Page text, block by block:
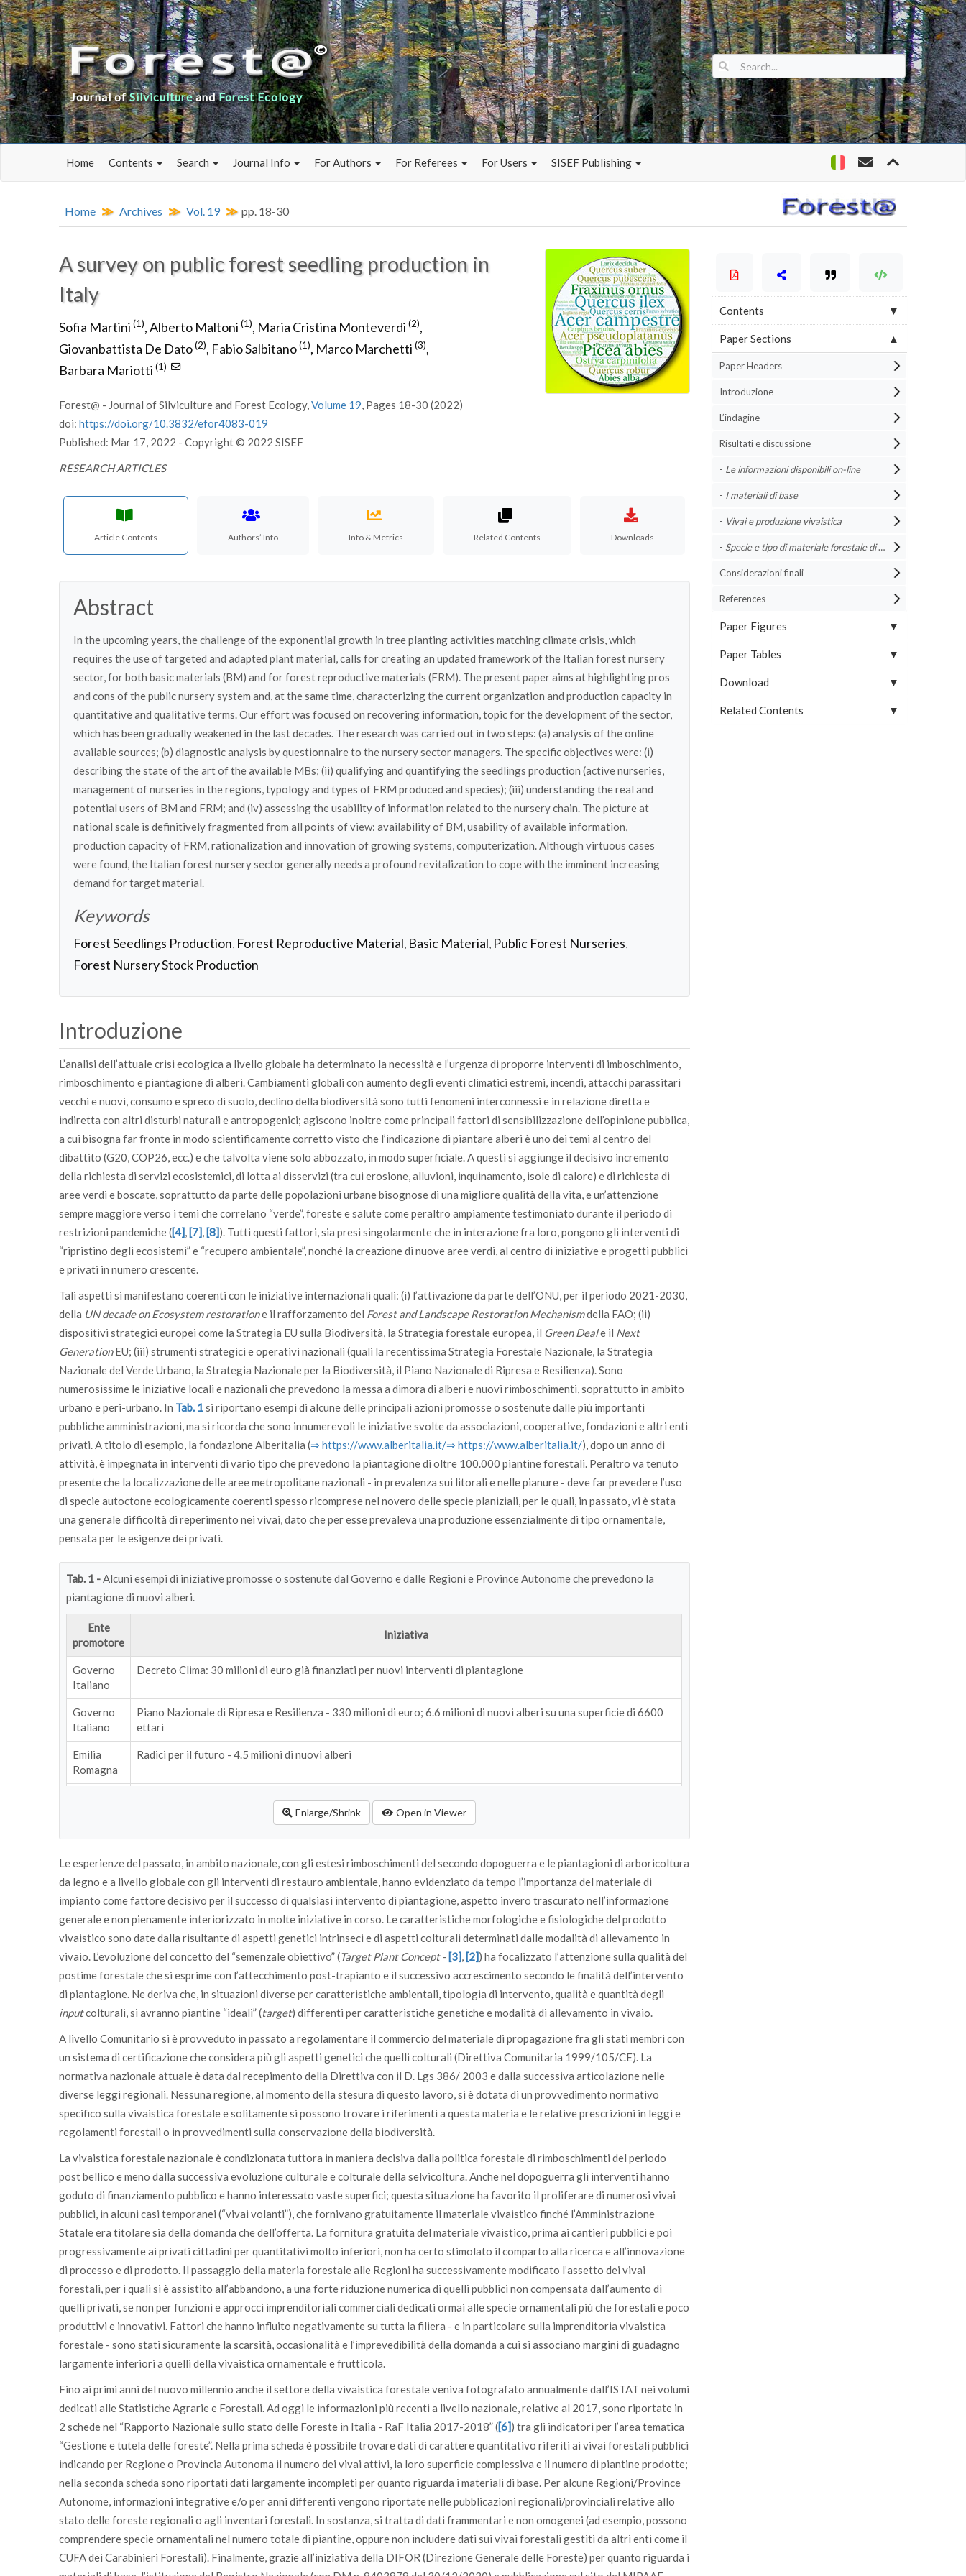
Journal ofSilvicultureandForest Ecology
Home Contents Search Journal Info For Authors For Referees For Users SISEF Publishing
Home Archives Vol. 19 pp. 18-30
A survey on public forest seedling production in
Italy
Sofia Martini (1),Alberto Maltoni (1), Maria Cristina Monteverdi (2),
Giovanbattista De Dato(2), Fabio Salbitano(1), Marco Marchetti (3),
Barbara Mariotti (1)
Forest@ - Journal of Silviculture and Forest Ecology,Volume 19, Pages 18-30 (2022)
doi: https://doi.org/10.3832/efor4083-019
Published: Mar 17, 2022 - Copyright © 2022 SISEF
RESEARCH ARTICLES
Article Contents Authors’ Info Info & Metrics Related Contents Downloads
Abstract
In the upcoming years, the challenge of the exponential growth in tree planting activities matching climate crisis, which
requires the use of targeted and adapted plant material, calls for creating an updated framework of the Italian forest nursery
sector, for both basic materials (BM) and for forest reproductive materials (FRM). The present paper aims at highlighting pros
and cons of the public nursery system and, at the same time, characterizing the current organization and production capacity in
quantitative and qualitative terms. Our effort was focused on recovering information, topic for the development of the sector,
which has been gradually weakened in the last decades. The research was carried out in two steps: (a) analysis of the online
available sources; (b) diagnostic analysis by questionnaire to the nursery sector managers. The specific objectives were: (i)
describing the state of the art of the available MBs; (ii) qualifying and quantifying the seedlings production (active nurseries,
management of nurseries in the regions, typology and types of FRM produced and species); (iii) understanding the real and
potential users of BM and FRM; and (iv) assessing the usability of information related to the nursery chain. The picture at
national scale is definitively fragmented from all points of view: availability of BM, usability of available information,
production capacity of FRM, rationalization and innovation of growing systems, computerization. Although virtuous cases
were found, the Italian forest nursery sector generally needs a profound revitalization to cope with the imminent increasing
demand for target material.
Keywords
Forest Seedlings Production, Forest Reproductive Material, Basic Material, Public Forest Nurseries,
Forest Nursery Stock Production
Introduzione
L’analisi dell’attuale crisi ecologica a livello globale ha determinato la necessità e l’urgenza di proporre interventi di imboschimento,
rimboschimento e piantagione di alberi. Cambiamenti globali con aumento degli eventi climatici estremi, incendi, attacchi parassitari
vecchi e nuovi, consumo e spreco di suolo, declino della biodiversità sono tutti fenomeni interconnessi e in relazione diretta e
indiretta con altri disturbi naturali e antropogenici; agiscono inoltre come principali fattori di sensibilizzazione dell’opinione pubblica,
a cui bisogna far fronte in modo scientificamente corretto visto che l’indicazione di piantare alberi è uno dei temi al centro del
dibattito (G20, COP26, ecc.) e che talvolta viene solo abbozzato, in modo superficiale. A questi si aggiunge il decisivo incremento
della richiesta di servizi ecosistemici, di lotta ai disservizi (tra cui erosione, alluvioni, inquinamento, isole di calore) e di richiesta di
aree verdi e boscate, soprattutto da parte delle popolazioni urbane bisognose di una migliore qualità della vita, e un’attenzione
sempre maggiore verso i temi che correlano “verde”, foreste e salute come peraltro ampiamente testimoniato durante il periodo di
restrizioni pandemiche ([4],[7],[8]). Tutti questi fattori, sia presi singolarmente che in interazione fra loro, pongono gli interventi di
“ripristino degli ecosistemi” e “recupero ambientale”, nonché la creazione di nuove aree verdi, al centro di iniziative e progetti pubblici
e privati in numero crescente.
Tali aspetti si manifestano coerenti con le iniziative internazionali quali: (i) l’attivazione da parte dell’ONU, per il periodo 2021-2030,
della UN decade on Ecosystem restoratione il rafforzamento del Forest and Landscape Restoration Mechanismdella FAO; (ii)
dispositivi strategici europei come la Strategia EU sulla Biodiversità, la Strategia forestale europea, il Green Deale il Next
GenerationEU; (iii) strumenti strategici e operativi nazionali (quali la recentissima Strategia Forestale Nazionale, la Strategia
Nazionale del Verde Urbano, la Strategia Nazionale per la Biodiversità, il Piano Nazionale di Ripresa e Resilienza). Sono
numerosissime le iniziative locali e nazionali che prevedono la messa a dimora di alberi e nuovi rimboschimenti, soprattutto in ambito
urbano e peri-urbano. In Tab. 1si riportano esempi di alcune delle principali azioni promosse o sostenute dalle più importanti
pubbliche amministrazioni, ma si ricorda che sono innumerevoli le iniziative svolte da associazioni, cooperative, fondazioni e altri enti
privati. A titolo di esempio, la fondazione Alberitalia (⇒ https:/­/­www.alberitalia.it/­⇒ https:/­/­www.alberitalia.it/­), dopo un anno di
attività, è impegnata in interventi di vario tipo che prevedono la piantagione di oltre 100.000 piantine forestali. Peraltro va tenuto
presente che la localizzazione delle aree metropolitane nazionali - in prevalenza sui litorali e nelle pianure - deve far prevedere l’uso
di specie autoctone ecologicamente coerenti spesso ricomprese nel novero delle specie planiziali, per le quali, in passato, vi è stata
una generale difficoltà di reperimento nei vivai, dato che per esse prevaleva una produzione essenzialmente di tipo ornamentale,
pensata per le esigenze dei privati.
Tab. 1 -Alcuni esempi di iniziative promosse o sostenute dal Governo e dalle Regioni e Province Autonome che prevedono la
piantagione di nuovi alberi.
Ente
promotore
Iniziativa
Governo
Italiano
Decreto Clima: 30 milioni di euro già finanziati per nuovi interventi di piantagione
Governo
Italiano
Piano Nazionale di Ripresa e Resilienza - 330 milioni di euro; 6.6 milioni di nuovi alberi su una superficie di 6600
ettari
Emilia
Romagna
Radici per il futuro - 4.5 milioni di nuovi alberi
Ridiamo il Sorriso alla Pianura Padana - Fornitura di giovani piante forestali (alberi e arbusti) di specie autoctone
ai comuni del Veneto
Veneto
Premio “Jean Giono - L’uomo che piantava gli alberi” - Ciascun premiato riceve 250 piante di alberi/arbusti
prodotti da Veneto Agricoltura, per la realizzazione di un nuovo impianto o ad integrazione di impianto esistente
Trento “Riforestazione urbana - Alberi in città” - 1000 nuovi alberi
Trento e
Bolzano
TREE AGREEMENT (TN) e South Tyrol Plants (BZ) - raccolta di sostegno per il restauro forestale dopo VAIA
Toscana Bando regionale da 5 milioni di euro per piantare alberi in 63 Comuni
Lazio OSSIGENO - 12 milioni di euro in 3 anni per la piantagione di 6 milioni di alberi
Campania Un albero per ogni neonato e/o minore adottato
Sardegna 1 milione di nuovi alberi
Enlarge/Shrink Open in Viewer
Le esperienze del passato, in ambito nazionale, con gli estesi rimboschimenti del secondo dopoguerra e le piantagioni di arboricoltura
da legno e a livello globale con gli interventi di restauro ambientale, hanno evidenziato da tempo l’importanza del materiale di
impianto come fattore decisivo per il successo di qualsiasi intervento di piantagione, aspetto invero trascurato nell’informazione
generale e non pienamente interiorizzato in molte iniziative in corso. Le caratteristiche morfologiche e fisiologiche del prodotto
vivaistico sono date dalla risultante di aspetti genetici intrinseci e di aspetti colturali determinati dalle modalità di allevamento in
vivaio. L’evoluzione del concetto del “semenzale obiettivo” (Target Plant Concept- [3],[2]) ha focalizzato l’attenzione sulla qualità del
postime forestale che si esprime con l’attecchimento post-trapianto e il successivo accrescimento secondo le finalità dell’intervento
di piantagione. Ne deriva che, in situazioni diverse per caratteristiche ambientali, tipologia di intervento, qualità e quantità degli
inputcolturali, si avranno piantine “ideali” (target) differenti per caratteristiche genetiche e modalità di allevamento in vivaio.
A livello Comunitario si è provveduto in passato a regolamentare il commercio del materiale di propagazione fra gli stati membri con
un sistema di certificazione che considera più gli aspetti genetici che quelli colturali (Direttiva Comunitaria 1999/105/CE). La
normativa nazionale attuale è data dal recepimento della Direttiva con il D. Lgs 386/ 2003 e dalla successiva articolazione nelle
diverse leggi regionali. Nessuna regione, al momento della stesura di questo lavoro, si è dotata di un provvedimento normativo
specifico sulla vivaistica forestale e solitamente si possono trovare i riferimenti a questa materia e le relative prescrizioni in leggi e
regolamenti forestali o in provvedimenti sulla conservazione della biodiversità.
La vivaistica forestale nazionale è condizionata tuttora in maniera decisiva dalla politica forestale di rimboschimenti del periodo
post bellico e meno dalla successiva evoluzione culturale e colturale della selvicoltura. Anche nel dopoguerra gli interventi hanno
goduto di finanziamento pubblico e hanno interessato vaste superfici; questa situazione ha favorito il proliferare di numerosi vivai
pubblici, in alcuni casi temporanei (“vivai volanti”), che fornivano gratuitamente il materiale vivaistico finché l’Amministrazione
Statale era titolare sia della domanda che dell’offerta. La fornitura gratuita del materiale vivaistico, prima ai cantieri pubblici e poi
progressivamente ai privati cittadini per quantitativi molto inferiori, non ha certo stimolato il comparto alla ricerca e all’innovazione
di processo e di prodotto. Il passaggio della materia forestale alle Regioni ha successivamente modificato l’assetto dei vivai
forestali, per i quali si è assistito all’abbandono, a una forte riduzione numerica di quelli pubblici non compensata dall’aumento di
quelli privati, se non per funzioni e approcci imprenditoriali commerciali dedicati ormai alle specie ornamentali più che forestali e poco
produttivi e innovativi. Fattori che hanno influito negativamente su tutta la filiera - e in particolare sulla imprenditoria vivaistica
forestale - sono stati sicuramente la scarsità, occasionalità e l’imprevedibilità della domanda a cui si associano margini di guadagno
largamente inferiori a quelli della vivaistica ornamentale e frutticola.
Fino ai primi anni del nuovo millennio anche il settore della vivaistica forestale veniva fotografato annualmente dall’ISTAT nei volumi
dedicati alle Statistiche Agrarie e Forestali. Ad oggi le informazioni più recenti a livello nazionale, relative al 2017, sono riportate in
2 schede nel “Rapporto Nazionale sullo stato delle Foreste in Italia - RaF Italia 2017-2018” ([6]) tra gli indicatori per l’area tematica
“Gestione e tutela delle foreste”. Nella prima scheda è possibile trovare dati di carattere quantitativo riferiti ai vivai forestali pubblici
indicando per Regione o Provincia Autonoma il numero dei vivai attivi, la loro superficie complessiva e il numero di piantine prodotte;
nella seconda scheda sono riportati dati largamente incompleti per quanto riguarda i materiali di base. Per alcune Regioni/Province
Autonome, informazioni integrative e/o per anni differenti vengono riportate nelle pubblicazioni regionali/provinciali relative allo
stato delle foreste regionali o agli inventari forestali. In sostanza, si tratta di dati frammentari e non omogenei (ad esempio, possono
comprendere specie ornamentali nel numero totale di piantine, oppure non includere dati sui vivai forestali gestiti da altri enti come il
CUFA dei Carabinieri Forestali). Finalmente, grazie all’iniziativa della DIFOR (Direzione Generale delle Foreste) per quanto riguarda i
Contents
Paper Sections
Paper Headers
Introduzione
L’indagine
Risultati e discussione
- Le informazioni disponibili on-line
- I materiali di base
- Vivai e produzione vivaistica
- Specie e tipo di materiale forestale di moltiplicazione prodotto
Considerazioni finali
References
Paper Figures
Paper Tables
Download
Related Contents